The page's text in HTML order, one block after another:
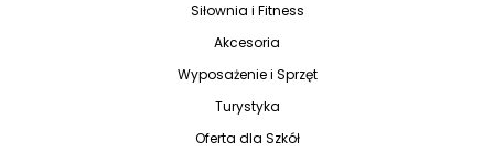
Siłownia i Fitness
Akcesoria
Wyposażenie i Sprzęt
Turystyka
Oferta dla Szkół